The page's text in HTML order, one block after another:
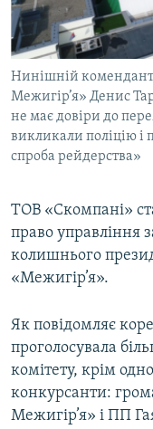
ВІДЕОУРОКИ «ELIFBE»
СВІДЧЕННЯ ОКУПАЦІЇ
УКРАЇНСЬКА
ІНФОГРАФІКА
Русский
Qırımtatar
ДОЛУЧАЙСЯ!
Нинішній комендант
Межигір’я» Денис
не має довіри до
викликали поліцію і
спроба рейдерства»
ТОВ «Скомпані»
право управління
колишнього
«Межигір’я».
Як повідомляє
проголосувала
комітету, крім
конкурсанти:
Межигір’я» і ПП